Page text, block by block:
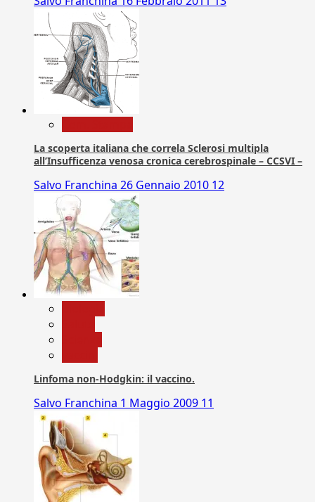
La scoperta italiana che correla Sclerosi multipla
all’Insufficenza venosa cronica cerebrospinale – CCSVI –
Salvo Franchina 26 Gennaio 2010 12
Linfoma non-Hodgkin: il vaccino.
Salvo Franchina 1 Maggio 2009 11